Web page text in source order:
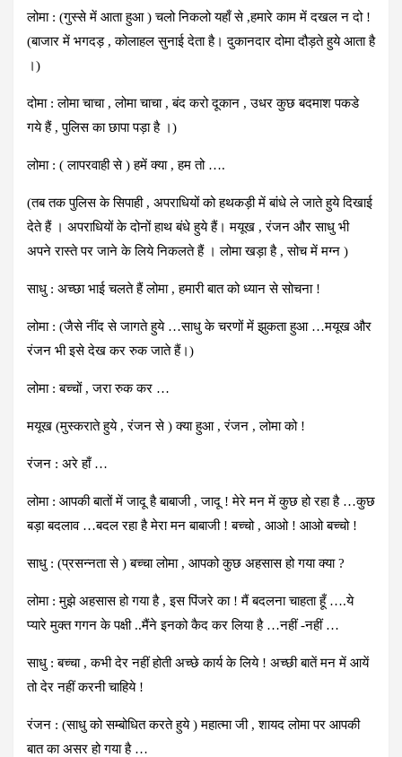
लोमा : (गुस्से में आता हुआ ) चलो निकलो यहाँ से ,हमारे काम में दखल न दो !
(बाजार में भगदड़ , कोलाहल सुनाई देता है। दुकानदार दोमा दौड़ते हुये आता है
।)
दोमा : लोमा चाचा , लोमा चाचा , बंद करो दूकान , उधर कुछ बदमाश पकडे
गये हैं , पुलिस का छापा पड़ा है ।)
लोमा : ( लापरवाही से ) हमें क्या , हम तो ….
(तब तक पुलिस के सिपाही , अपराधियों को हथकड़ी में बांधे ले जाते हुये दिखाई
देते हैं । अपराधियों के दोनों हाथ बंधे हुये हैं। मयूख , रंजन और साधु भी
अपने रास्ते पर जाने के लिये निकलते हैं । लोमा खड़ा है , सोच में मग्न )
साधु : अच्छा भाई चलते हैं लोमा , हमारी बात को ध्यान से सोचना !
लोमा : (जैसे नींद से जागते हुये …साधु के चरणों में झुकता हुआ …मयूख और
रंजन भी इसे देख कर रुक जाते हैं।)
लोमा : बच्चों , जरा रुक कर …
मयूख (मुस्कराते हुये , रंजन से ) क्या हुआ , रंजन , लोमा को !
रंजन : अरे हाँ …
लोमा : आपकी बातों में जादू है बाबाजी , जादू ! मेरे मन में कुछ हो रहा है …कुछ
बड़ा बदलाव …बदल रहा है मेरा मन बाबाजी ! बच्चो , आओ ! आओ बच्चो !
साधु : (प्रसन्नता से ) बच्चा लोमा , आपको कुछ अहसास हो गया क्या ?
लोमा : मुझे अहसास हो गया है , इस पिंजरे का ! मैं बदलना चाहता हूँ ….ये
प्यारे मुक्त गगन के पक्षी ..मैंने इनको कैद कर लिया है …नहीं -नहीं …
साधु : बच्चा , कभी देर नहीं होती अच्छे कार्य के लिये ! अच्छी बातें मन में आयें
तो देर नहीं करनी चाहिये !
रंजन : (साधु को सम्बोधित करते हुये ) महात्मा जी , शायद लोमा पर आपकी
बात का असर हो गया है …